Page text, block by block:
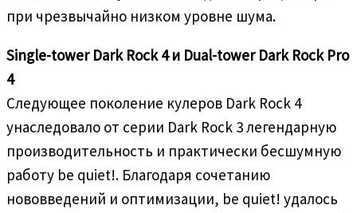
при чрезвычайно низком уровне шума.
Single-tower Dark Rock 4 и Dual-tower Dark Rock Pro
4
Следующее поколение кулеров Dark Rock 4
унаследовало от серии Dark Rock 3 легендарную
производительность и практически бесшумную
работу be quiet!. Благодаря сочетанию
нововведений и оптимизации, be quiet! удалось